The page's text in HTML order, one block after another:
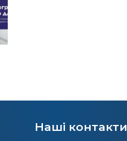
Наші контакти